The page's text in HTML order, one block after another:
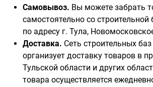
Самовывоз. Вы можете забрать
самостоятельно со
по адресу г. Тула,
Доставка. Сеть строительных
организует доставку товаров в
Тульской области и других
товара осуществляется